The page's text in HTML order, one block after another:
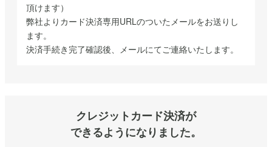
頂けます）
弊社よりカード決済専用URLのついたメールをお送りし
ます。
決済手続き完了確認後、メールにてご連絡いたします。
クレジットカード決済が
できるようになりました。